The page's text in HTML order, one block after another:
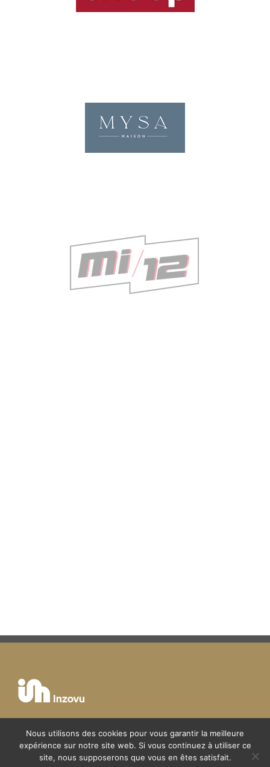
Mentions légales
Nous utilisons des cookies pour vous garantir la meilleure
expérience sur notre site web. Si vous continuez à utiliser ce
site, nous supposerons que vous en êtes satisfait.